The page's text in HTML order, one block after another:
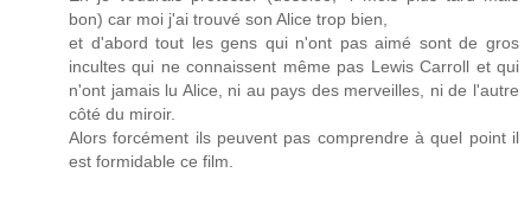
bon) car moi j'ai trouvé son Alice trop bien,
et d'abord tout les gens qui n'ont pas aimé sont de gros
incultes qui ne connaissent même pas Lewis Carroll et qui
n'ont jamais lu Alice, ni au pays des merveilles, ni de l'autre
côté du miroir.
Alors forcément ils peuvent pas comprendre à quel point il
est formidable ce film.